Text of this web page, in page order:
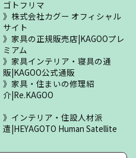
ゴトフリマ
株式会社カグー オフィシャル
サイト
家具の正規販売店|KAGOOプレ
ミアム
家具インテリア・寝具の通
販|KAGOO公式通販
家具・住まいの修理紹
介|Re.KAGOO
インテリア・住設人材派
遣|HEYAGOTO Human Satellite